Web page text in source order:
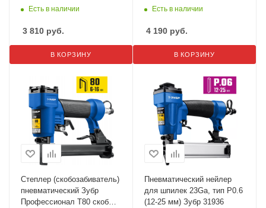
Есть в наличии
3 810 руб.
В КОРЗИНУ
скобы тип 53F 31934
Есть в наличии
4 190 руб.
В КОРЗИНУ
Степлер (скобозабиватель)
пневматический Зубр
Профессионал Т80 скобы
Пневматический нейлер
для шпилек 23Ga, тип P0.6
(12-25 мм) Зубр 31936